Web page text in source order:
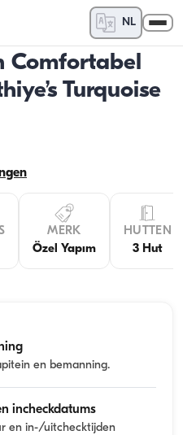
NL
Comfortabel
Turquoise
MERK
Özel Yapım
HUTTEN
3 Hut
en bemanning.
incheckdatums
en in-/uitchecktijden